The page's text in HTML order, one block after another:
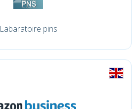
Labaratoire pins